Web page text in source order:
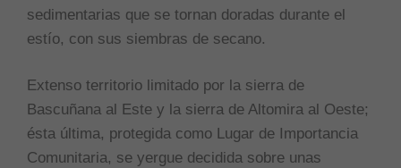
sedimentarias que se tornan doradas durante el
estío, con sus siembras de secano.
Extenso territorio limitado por la sierra de
Bascuñana al Este y la sierra de Altomira al Oeste;
ésta última, protegida como Lugar de Importancia
Comunitaria, se yergue decidida sobre unas